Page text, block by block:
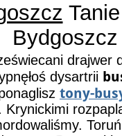
Bydgoszcz
drajwer
dysartrii
tony-